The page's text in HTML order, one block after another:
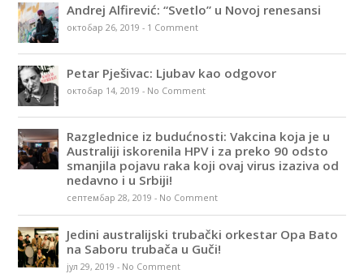
Andrej Alfirević: “Svetlo” u Novoj renesansi
октобар 26, 2019 - 1 Comment
Petar Pješivac: Ljubav kao odgovor
октобар 14, 2019 - No Comment
Razglednice iz budućnosti: Vakcina koja je u
Australiji iskorenila HPV i za preko 90 odsto
smanjila pojavu raka koji ovaj virus izaziva od
nedavno i u Srbiji!
септембар 28, 2019 - No Comment
Jedini australijski trubački orkestar Opa Bato
na Saboru trubača u Guči!
јул 29, 2019 - No Comment